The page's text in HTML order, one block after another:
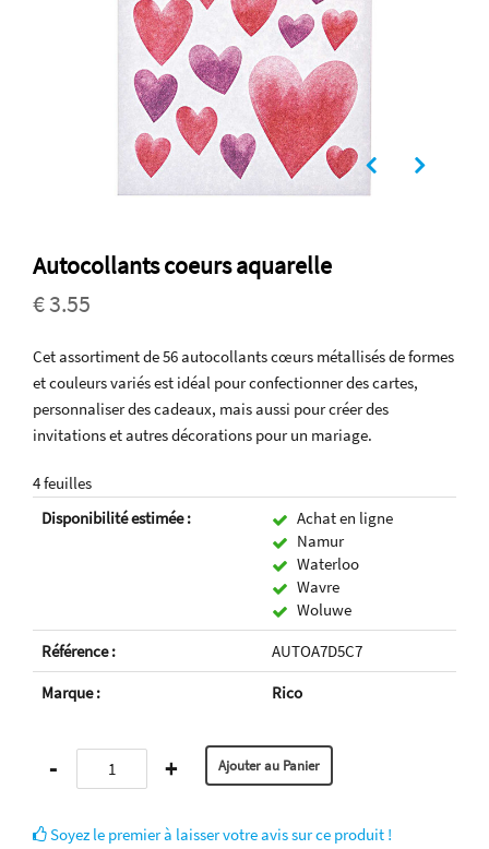
Autocollants coeurs aquarelle
€ 3.55
Cet assortiment de 56 autocollants cœurs métallisés de formes
et couleurs variés est idéal pour confectionner des cartes,
personnaliser des cadeaux, mais aussi pour créer des
invitations et autres décorations pour un mariage.
4 feuilles
Disponibilité estimée :
Achat en ligne
Namur
Waterloo
Wavre
Woluwe
Référence :
AUTOA7D5C7
Marque :
Rico
- +
Soyez le premier à laisser votre avis sur ce produit !